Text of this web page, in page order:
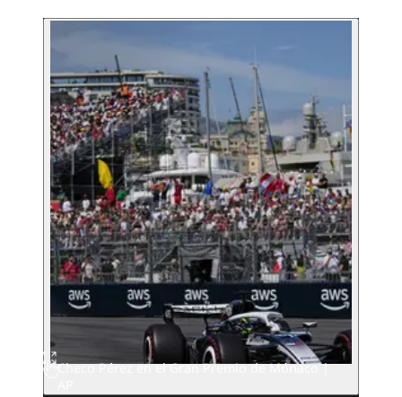
Checo Pérez en el Gran Premio de Mónaco |